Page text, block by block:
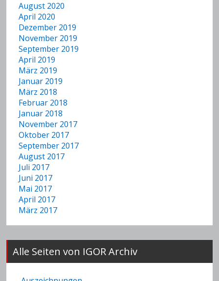
August 2020
April 2020
Dezember 2019
November 2019
September 2019
April 2019
März 2019
Januar 2019
März 2018
Februar 2018
Januar 2018
November 2017
Oktober 2017
September 2017
August 2017
Juli 2017
Juni 2017
Mai 2017
April 2017
März 2017
Alle Seiten von IGOR Archiv